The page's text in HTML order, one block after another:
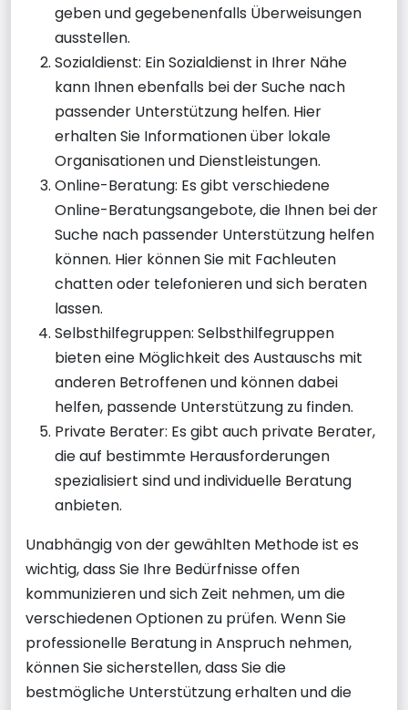
geben und gegebenenfalls Überweisungen
ausstellen.
Sozialdienst: Ein Sozialdienst in Ihrer Nähe
kann Ihnen ebenfalls bei der Suche nach
passender Unterstützung helfen. Hier
erhalten Sie Informationen über lokale
Organisationen und Dienstleistungen.
Online-Beratung: Es gibt verschiedene
Online-Beratungsangebote, die Ihnen bei der
Suche nach passender Unterstützung helfen
können. Hier können Sie mit Fachleuten
chatten oder telefonieren und sich beraten
lassen.
Selbsthilfegruppen: Selbsthilfegruppen
bieten eine Möglichkeit des Austauschs mit
anderen Betroffenen und können dabei
helfen, passende Unterstützung zu finden.
Private Berater: Es gibt auch private Berater,
die auf bestimmte Herausforderungen
spezialisiert sind und individuelle Beratung
anbieten.
Unabhängig von der gewählten Methode ist es
wichtig, dass Sie Ihre Bedürfnisse offen
kommunizieren und sich Zeit nehmen, um die
verschiedenen Optionen zu prüfen. Wenn Sie
professionelle Beratung in Anspruch nehmen,
können Sie sicherstellen, dass Sie die
bestmögliche Unterstützung erhalten und die